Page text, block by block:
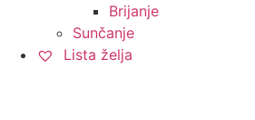
Brijanje
Sunčanje
Lista želja